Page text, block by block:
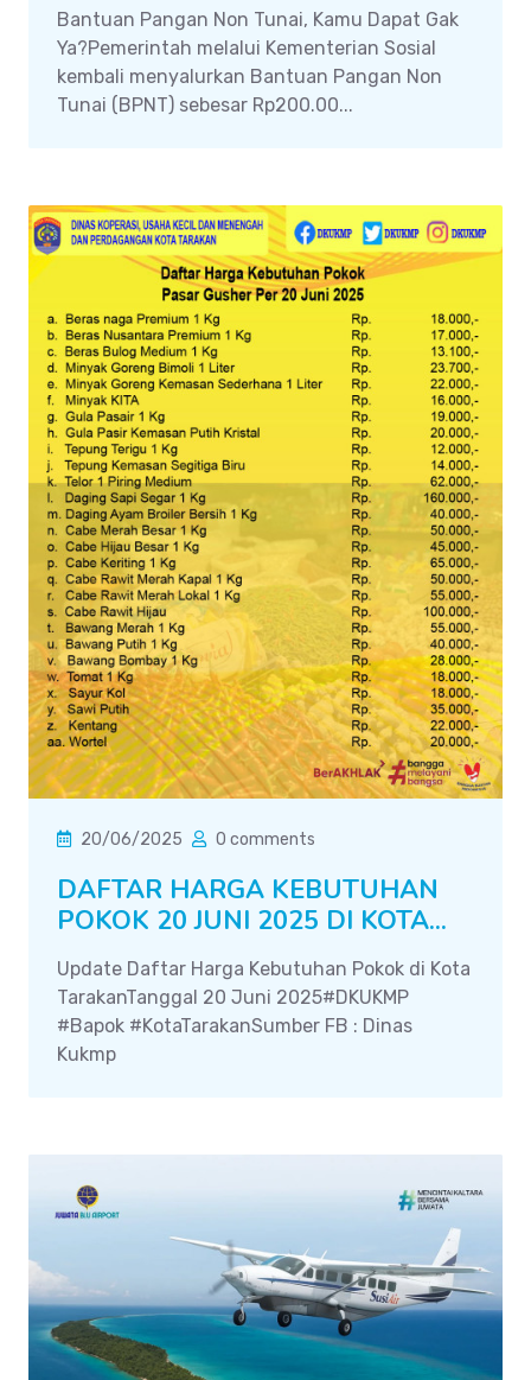
Bantuan Pangan Non Tunai, Kamu Dapat Gak
Ya?Pemerintah melalui Kementerian Sosial
kembali menyalurkan Bantuan Pangan Non
Tunai (BPNT) sebesar Rp200.00...
20/06/2025 0 comments
DAFTAR HARGA KEBUTUHAN
POKOK 20 JUNI 2025 DI KOTA...
Update Daftar Harga Kebutuhan Pokok di Kota
TarakanTanggal 20 Juni 2025#DKUKMP
#Bapok #KotaTarakanSumber FB : Dinas
Kukmp